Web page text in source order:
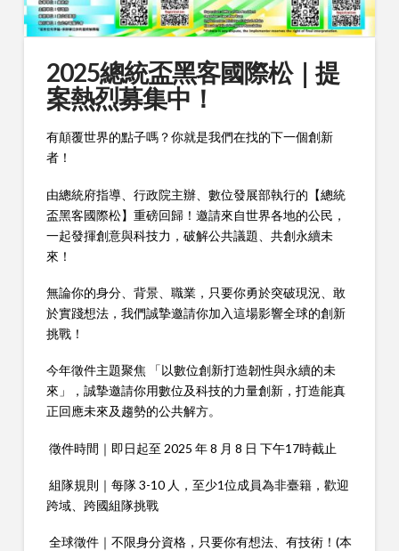
2025總統盃黑客國際松｜提
案熱烈募集中！
有顛覆世界的點子嗎？你就是我們在找的下一個創新
者！
由總統府指導、行政院主辦、數位發展部執行的【總統
盃黑客國際松】重磅回歸！邀請來自世界各地的公民，
一起發揮創意與科技力，破解公共議題、共創永續未
來！
無論你的身分、背景、職業，只要你勇於突破現況、敢
於實踐想法，我們誠摯邀請你加入這場影響全球的創新
挑戰！
今年徵件主題聚焦 「以數位創新打造韌性與永續的未
來」，誠摯邀請你用數位及科技的力量創新，打造能真
正回應未來及趨勢的公共解方。
徵件時間｜即日起至 2025 年 8 月 8 日 下午17時截止
組隊規則｜每隊 3-10 人，至少1位成員為非臺籍，歡迎
跨域、跨國組隊挑戰
全球徵件｜不限身分資格，只要你有想法、有技術！(本